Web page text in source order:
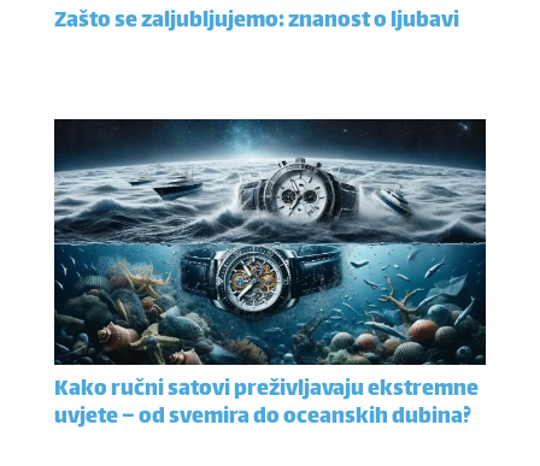
Zašto se zaljubljujemo: znanost o ljubavi
Kako ručni satovi preživljavaju ekstremne
uvjete – od svemira do oceanskih dubina?